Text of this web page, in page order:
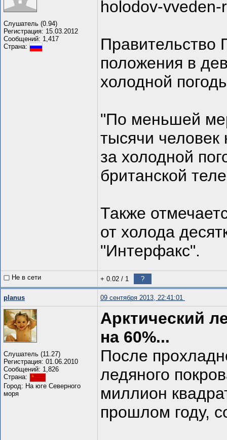
Слушатель (0.94)
Регистрация: 15.03.2012
Сообщений: 1,417
Страна:
holodov-
Правительство
положения в
холодной
"По меньшей
тысячи
за холодной
британской
Также
от холода
"Интерфакс".
Не в сети + 0.02 / 1 ?
planus 09 сентября 2013, 22:41:01
Слушатель (11.27)
Регистрация: 01.06.2010
Сообщений: 1,826
Страна:
Город: На юге Северного
моря
Арктический
на 60%...
После
ледяного
миллион
прошлом году,